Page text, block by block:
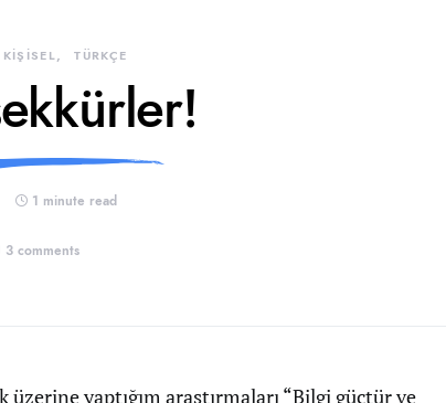
KİŞİSEL TÜRKÇE
1 minute read
3 comments
yaptığım araştırmaları “Bilgi güçtür ve